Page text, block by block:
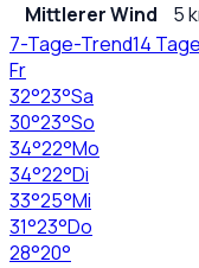
Mittlerer Wind
5
7-Tage-Trend14
Fr
32°23°Sa
30°23°So
34°22°Mo
34°22°Di
33°25°Mi
31°23°Do
28°20°